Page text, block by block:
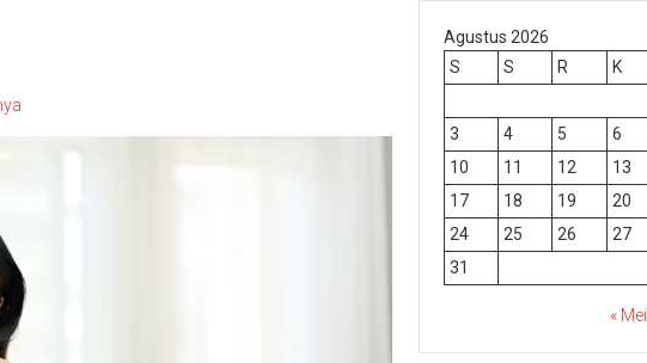
Agustus 2026
S
S R K
3
4 5 6
10
11 12 13
17
18 19 20
24
25 26 27
31
« Mei